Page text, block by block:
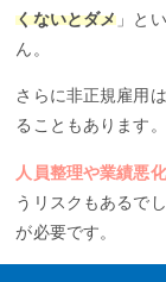
くないとダメ 」と
ん。
さらに非正規雇用
ることもあります。
人員整理や業績悪
うリスクもあるで
が必要です。